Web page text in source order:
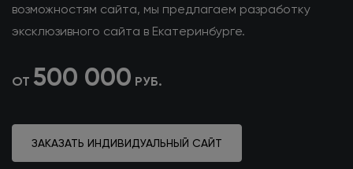
возможностям сайта, мы предлагаем разработку
эксклюзивного сайта в Екатеринбурге.
ОТ 500 000 РУБ.
ЗАКАЗАТЬ ИНДИВИДУАЛЬНЫЙ САЙТ